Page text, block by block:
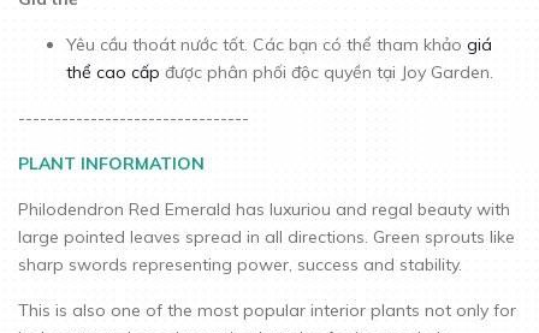
Yêu cầu thoát nước tốt. Các bạn có thể tham khảogiá
thể cao cấp được phân phối độc quyền tại Joy Garden.
--------------------------------
PLANT INFORMATION
Philodendron Red Emerald has luxuriou and regal beauty with
large pointed leaves spread in all directions. Green sprouts like
sharp swords representing power, success and stability.
This is also one of the most popular interior plants not only for